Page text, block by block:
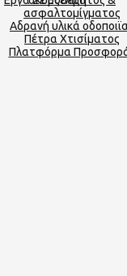
ασφαλτομίγματος
Αδρανή υλικά
Πέτρα Χτισίματος
Πλατφόρμα